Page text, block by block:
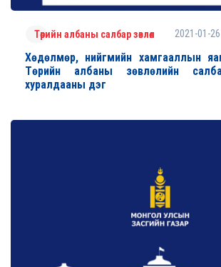
Төрийн албаны салбар зөвлөл 2021-01-26
Хөдөлмөр, нийгмийн хамгааллын
Төрийн албаны зөвлөлийн
хуралдааны дэг